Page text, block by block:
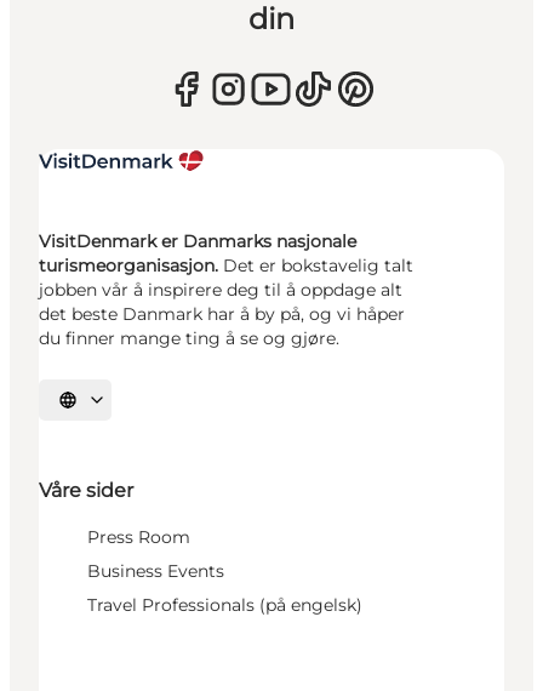
din
VisitDenmark er Danmarks nasjonale
turismeorganisasjon. Det er bokstavelig talt
jobben vår å inspirere deg til å oppdage alt
det beste Danmark har å by på, og vi håper
du finner mange ting å se og gjøre.
Velg språk
Våre sider
Press Room
Business Events
Travel Professionals (på engelsk)